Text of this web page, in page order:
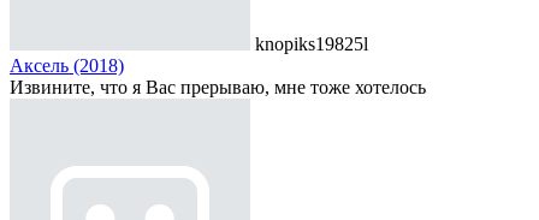
knopiks19825l
Аксель (2018)
Извините, что я Вас прерываю, мне тоже хотелось